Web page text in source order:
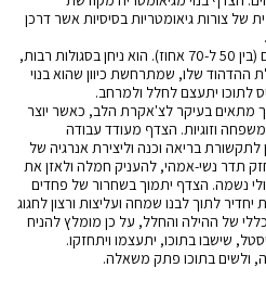
של צורות גיאומטריות בסיסיות אשר דרכן
הצדף מורכב מאחוזים גבוהים של מים (בין 50 ל-70 אחוז). הוא ניחן בסגולות רבות,
ההדהוד שלו, שמתרחשת כיוון שהוא בנוי
בעיקר לצ'אקרת הלב, כאשר יוצר
וזוגיות. הצדף מעודד עבודה
לתקשורת בריאה וכנה וליצירת אנרגיה של
תדר נשי-אמהי, להעניק חמלה ולאזן את
נשמה. הצדף יתמוך בשחרור של פחדים
יחדיר לתוך לבנו שמחה ועליצות ורצון לחגוג
של ההילה והחלל, על כן מומלץ להניח
ולשים בתוכו פתק משאלה.